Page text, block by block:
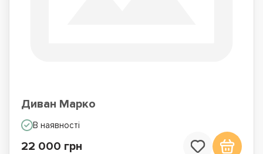
Диван Марко
В наявності
22 000 грн